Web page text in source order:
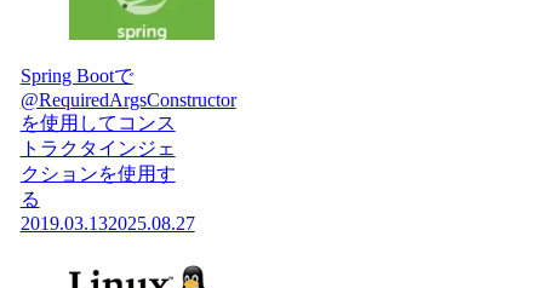
Spring Bootで
@RequiredArgsConstructor
を使用してコンス
トラクタインジェ
クションを使用す
る
2019.03.132025.08.27